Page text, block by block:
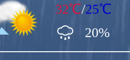
32℃/25℃
20%